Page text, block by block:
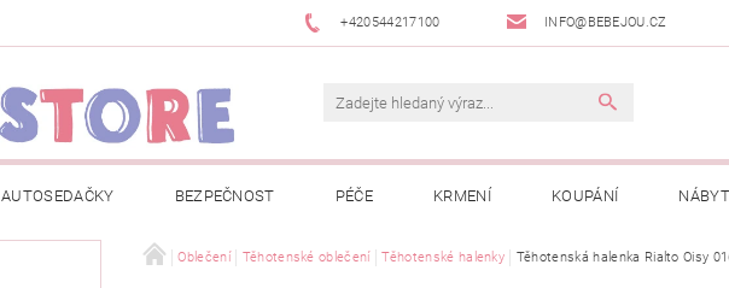
+420544217100 INFO@BEBEJOU.CZ
AUTOSEDAČKY BEZPEČNOST PÉČE KRMENÍ KOUPÁNÍ
ROZBALENO NEBO Z VÝSTAVY JAK SPRÁVNĚ ÚRČIT VELIKOST JAK KOUPIT
Oblečení Těhotenské oblečení Těhotenské halenky Těhotenská halenka Rialto Oisy